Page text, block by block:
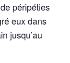
péri­pé­ties
eux dans
jusqu’au